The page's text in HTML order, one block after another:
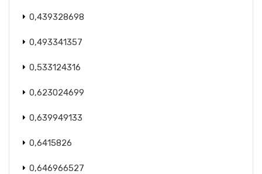
0,439328698
0,493341357
0,533124316
0,623024699
0,639949133
0,6415826
0,646966527